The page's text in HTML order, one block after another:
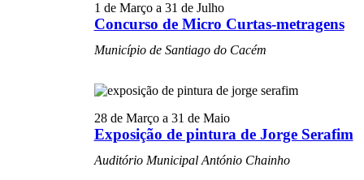
Concurso de Micro Curtas-metragens
1 de Marçoa 31 de Julho
Município de Santiago do Cacém
Exposição de pintura de Jorge Serafim
28 de Marçoa 31 de Maio
Auditório Municipal António Chainho